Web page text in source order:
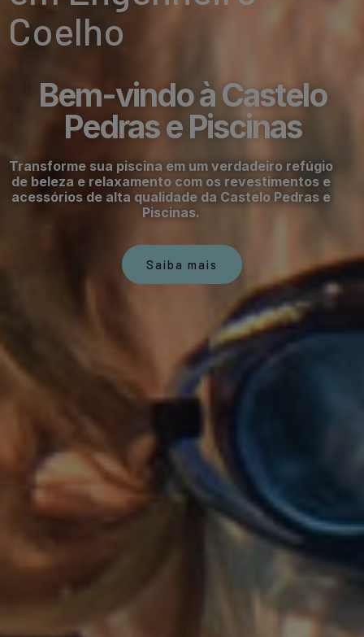
Coelho
Bem-vindo à Castelo
Pedras e Piscinas
Transforme sua piscina em um verdadeiro refúgio
de beleza e relaxamento com os revestimentos e
acessórios de alta qualidade da Castelo Pedras e
Piscinas.
Saiba mais